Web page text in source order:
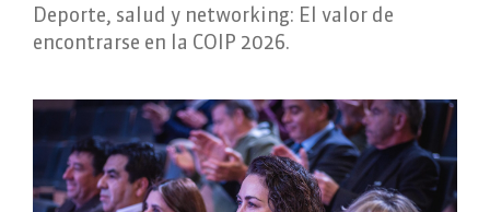
Deporte, salud y networking: El valor de
encontrarse en la COIP 2026.